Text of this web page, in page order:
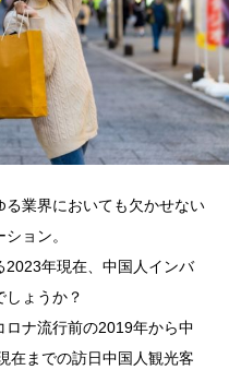
業界においても欠かせない
ョン。
2023年現在、中国人インバ
しょうか？
ナ流行前の2019年から中
在までの訪日中国人観光客